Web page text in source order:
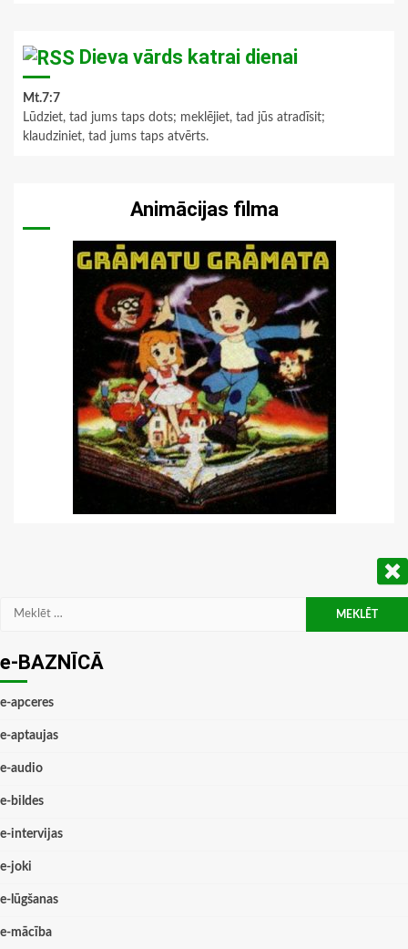
Dieva vārds katrai dienai
Mt.7:7
Lūdziet, tad jums taps dots; meklējiet, tad jūs atradīsit;
klaudziniet, tad jums taps atvērts.
Animācijas filma
Meklēt:
e-BAZNĪCĀ
e-apceres
e-aptaujas
e-audio
e-bildes
e-intervijas
e-joki
e-lūgšanas
e-mācība